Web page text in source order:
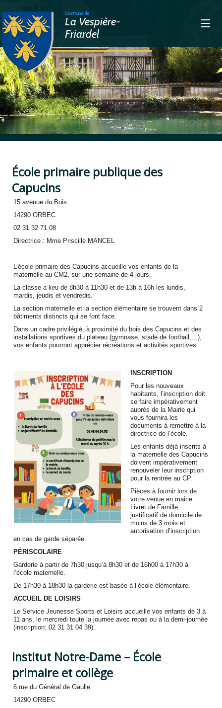
Commune de
La Vespière-
Friardel
>
École primaire publique des
Capucins
15 avenue du Bois
14290 ORBEC
02 31 32 71 08
Directrice : Mme Priscille MANCEL
L’école primaire des Capucins accueille vos enfants de la
maternelle au CM2, sur une semaine de 4 jours.
La classe a lieu de 8h30 à 11h30 et de 13h à 16h les lundis,
mardis, jeudis et vendredis.
La section maternelle et la section élémentaire se trouvent dans 2
bâtiments distincts qui se font face.
Dans un cadre privilégié, à proximité du bois des Capucins et des
installations sportives du plateau (gymnase, stade de football,…),
vos enfants pourront apprécier récréations et activités sportives.
INSCRIPTION
Pour les nouveaux
habitants, l’inscription doit
se faire impérativement
auprès de la Mairie qui
vous fournira les
documents à remettre à la
directrice de l’école.
Les enfants déjà inscrits à
la maternelle des Capucins
doivent impérativement
renouveler leur inscription
pour la rentrée au CP.
Pièces à fournir lors de
votre venue en mairie :
Livret de Famille,
justificatif de domicile de
moins de 3 mois et
autorisation d’inscription
en cas de garde séparée.
PÉRISCOLAIRE
Garderie à partir de 7h30 jusqu’à 8h30 et de 16h00 à 17h30 à
l’école maternelle.
De 17h30 à 18h30 la garderie est basée à l’école élémentaire.
ACCUEIL DE LOISIRS
Le Service Jeunesse Sports et Loisirs accueille vos enfants de 3 à
11 ans, le mercredi toute la journée avec repas ou à la demi-journée
(inscription: 02 31 31 04 39).
Institut Notre-Dame – École
primaire et collège
6 rue du Général de Gaulle
14290 ORBEC